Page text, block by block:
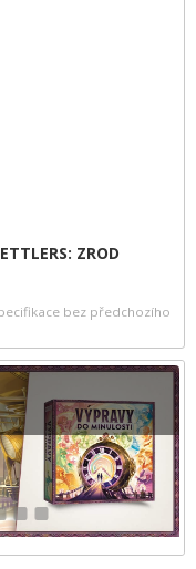
ZROD
bez předchozího